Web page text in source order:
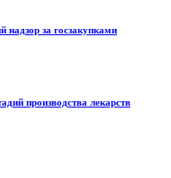
надзор за госзакупками
производства лекарств